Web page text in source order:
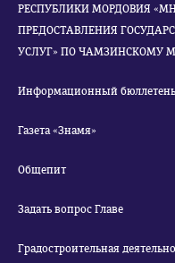
РЕСПУБЛИКИ МОРДОВИЯ
ПРЕДОСТАВЛЕНИЯ
УСЛУГ» ПО ЧАМЗИНСКОМУ
Информационный бюллетень
Газета «Знамя»
Общепит
Задать вопрос Главе
Градостроительная